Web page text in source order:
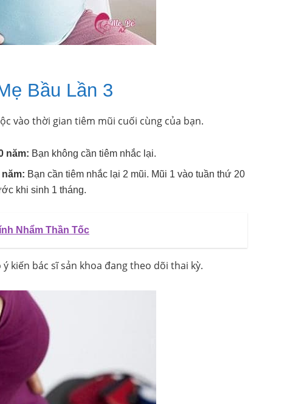
Bầu Lần 3
vào thời gian tiêm mũi cuối cùng của bạn.
năm: Bạn không cần tiêm nhắc lại.
Bạn cần tiêm nhắc lại 2 mũi. Mũi 1 vào tuần thứ 20
khi sinh 1 tháng.
Nhẩm Thần Tốc
kiến bác sĩ sản khoa đang theo dõi thai kỳ.